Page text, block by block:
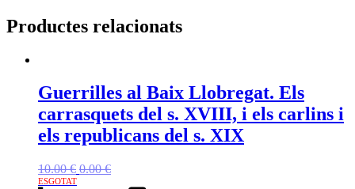
Productes relacionats
Guerrilles al Baix Llobregat. Els
carrasquets del s. XVIII, i els carlins i
els republicans del s. XIX
10.00€ El
0.00€El